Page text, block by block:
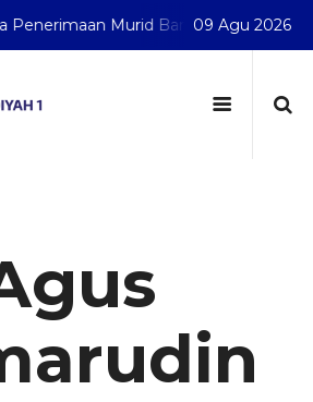
Murid Baru Tahun Pelajaran
09 Agu 2026